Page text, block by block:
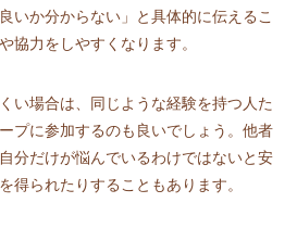
いか分からない」と具体的に伝えるこ
協力をしやすくなります。
い場合は、同じような経験を持つ人た
プに参加するのも良いでしょう。他者
分だけが悩んでいるわけではないと安
得られたりすることもあります。